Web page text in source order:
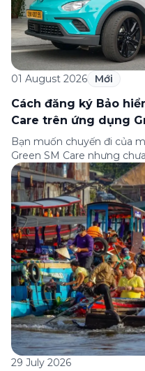
01 August 2026 Mới
Cách đăng ký Bảo
Care trên ứng dụng
Bạn muốn chuyến đi của
Green SM Care nhưng
dưới đây sẽ hướng dẫn
gia) gói bảo hiểm này
những lưu ý quan trọng
29 July 2026